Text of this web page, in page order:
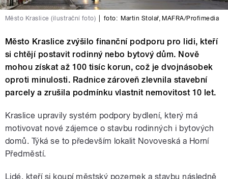
Město Kraslice (ilustrační foto) foto: Martin Stolař, MAFRA/Profimedia
Město Kraslice zvýšilo finanční podporu pro lidi, kteří
si chtějí postavit rodinný nebo bytový dům. Nově
mohou získat až 100 tisíc korun, což je dvojnásobek
oproti minulosti. Radnice zároveň zlevnila stavební
parcely a zrušila podmínku vlastnit nemovitost 10 let.
Kraslice upravily systém podpory bydlení, který má
motivovat nové zájemce o stavbu rodinných i bytových
domů. Týká se to především lokalit Novoveská a Horní
Předměstí.
Lidé, kteří si koupí městský pozemek a stavbu následně